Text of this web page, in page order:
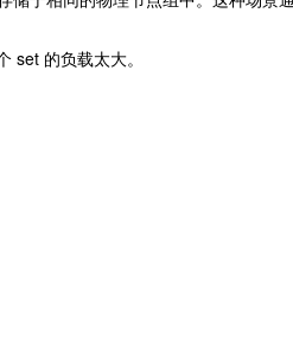
set 的负载太大。